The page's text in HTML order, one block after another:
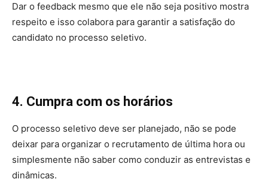
Dar o feedback mesmo que ele não seja positivo mostra
respeito e isso colabora para garantir a satisfação do
candidato no processo seletivo.
4. Cumpra com os horários
O processo seletivo deve ser planejado, não se pode
deixar para organizar o recrutamento de última hora ou
simplesmente não saber como conduzir as entrevistas e
dinâmicas.